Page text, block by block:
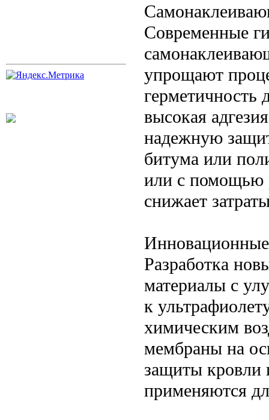
Современные
упрощают
герметичность
высокая
надежную
битума или
или с помощью
снижает
Разработка
материалы с
к
химическим
мембраны на
защиты кровли
применяются